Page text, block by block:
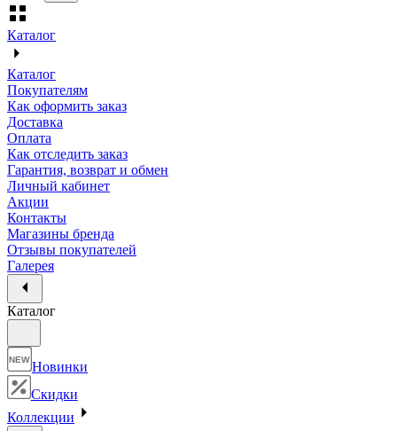
Каталог
Каталог
Покупателям
Как оформить заказ
Доставка
Оплата
Как отследить заказ
Гарантия, возврат и обмен
Личный кабинет
Акции
Контакты
Магазины бренда
Отзывы покупателей
Галерея
Каталог
NEW Новинки
Скидки
Коллекции